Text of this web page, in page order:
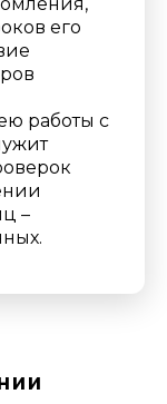
его
работы с
–